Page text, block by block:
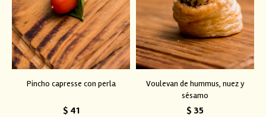
Pincho capresse con perla
$ 41
Voulevan de hummus, nuez y
sésamo
$ 35